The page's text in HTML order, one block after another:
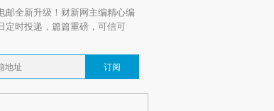
【特别呈现】寻找100种
有意思的生活方式·第三对
【商旅对话】华住集团
CFO：不靠规模取胜，华
邮全新升级！财新网主编精心编
定时投递，篇篇重磅，可信可
订阅